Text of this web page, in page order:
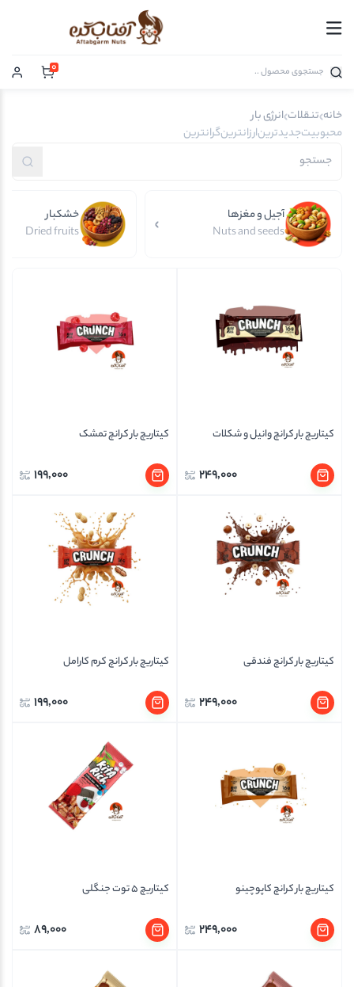
0
خانه تنقلات انرژی بار
محبوبیتجدیدترینارزانترینگرانترین
آجیل و مغزها
Nuts and seeds
خشکبار
Dried fruits
کیتاریچ بار کرانچ وانیل و شکلات
249,000
کیتاریچ بار کرانچ تمشک
199,000
کیتاریچ بار کرانچ فندقی
249,000
کیتاریچ بار کرانچ کرم کارامل
199,000
کیتاریچ بار کرانچ کاپوچینو
249,000
کیتاریچ 5 توت جنگلی
89,000